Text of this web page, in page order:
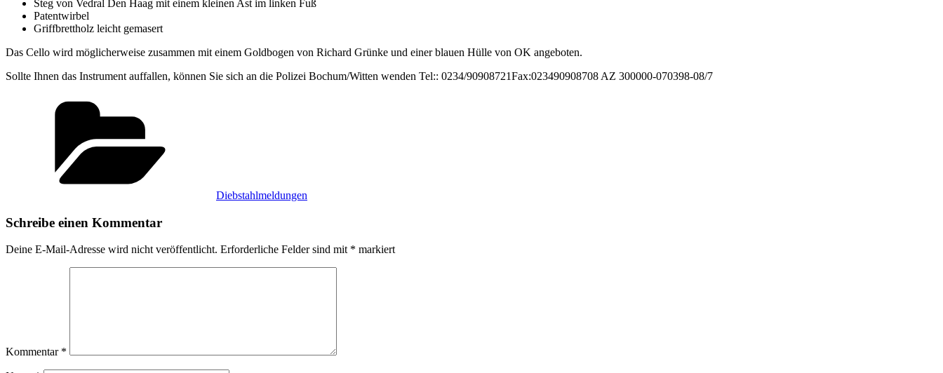
Steg von Vedral Den Haag mit einem kleinen Ast im linken Fuß
Patentwirbel
Griffbrettholz leicht gemasert
Das Cello wird möglicherweise zusammen mit einem Goldbogen von Richard Grünke und einer blauen Hülle von OK angeboten.
Sollte Ihnen das Instrument auffallen, können Sie sich an die Polizei Bochum/Witten wenden Tel:: 0234/90908721Fax:023490908708 AZ 300000-070398-08/7
Diebstahlmeldungen
Schreibe einen Kommentar
Deine E-Mail-Adresse wird nicht veröffentlicht. Erforderliche Felder sind mit * markiert
Kommentar *